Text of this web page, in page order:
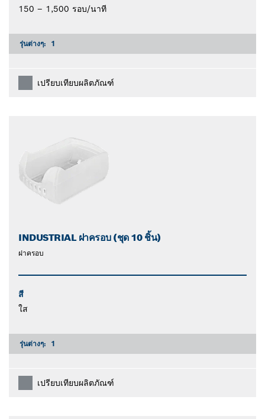
150 – 1,500 รอบ/นาที
รุ่นต่างๆ: 1
เปรียบเทียบผลิตภัณฑ์
INDUSTRIAL ฝาครอบ (ชุด 10 ชิ้น)
ฝาครอบ
สี
ใส
รุ่นต่างๆ: 1
เปรียบเทียบผลิตภัณฑ์